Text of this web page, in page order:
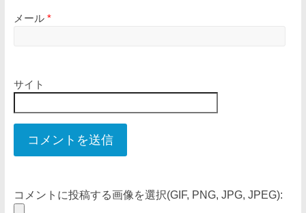
メール *
サイト
コメントに投稿する画像を選択(GIF, PNG, JPG, JPEG):